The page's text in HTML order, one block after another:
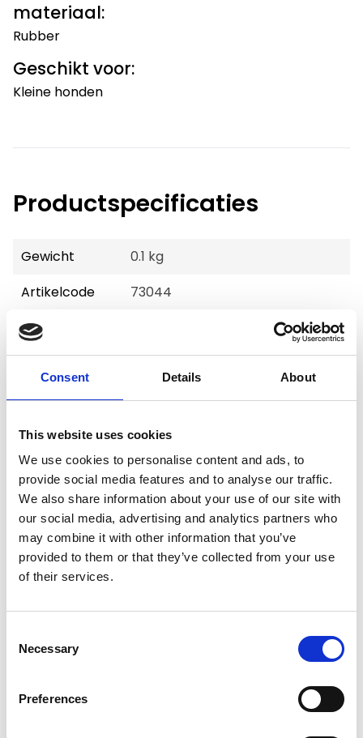
Consent Details About
This website uses cookies
We use cookies to personalise content and ads, to
provide social media features and to analyse our traffic.
We also share information about your use of our site with
our social media, advertising and analytics partners who
may combine it with other information that you’ve
provided to them or that they’ve collected from your use
of their services.
Selection
Necessary
Preferences
materiaal:
Rubber
Geschikt voor:
Kleine honden
Productspecificaties
Gewicht
0.1 kg
Artikelcode
73044
EAN
Merk:KLD
KLD Hondenspeelgoed Rubber bal
50mm
Kies uw uitvoering
€2,95
verzonden